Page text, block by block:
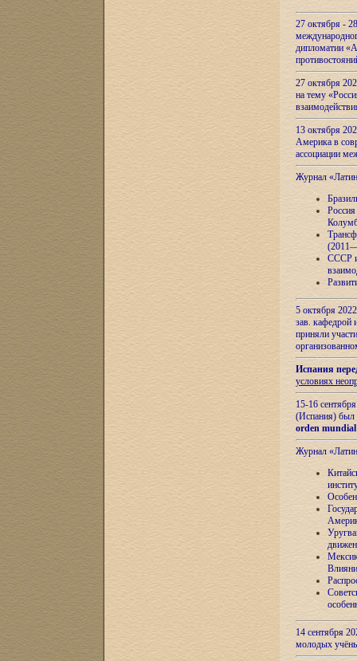
27 октября -
дипломатии
27 октября
на тему
13 октября
Америка в
ассоциации
Журнал
СССР и
5 октября
зав.
приняли
Испания
условиях
15-16
(Испания) был
orden
Журнал
14 сентября
молодых